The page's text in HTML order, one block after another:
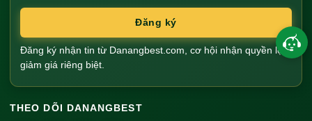
Đăng ký
Đăng ký nhận tin từ Danangbest.com, cơ hội nhận quyền lợi
giảm giá riêng biệt.
THEO DÕI DANANGBEST